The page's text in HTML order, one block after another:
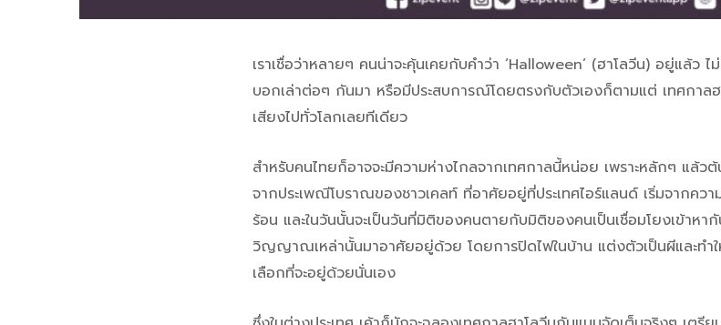
เราเชื่อว่าหลายๆ คนน่าจะคุ้นเคยกับคำว่า ‘Halloween’ (ฮาโลวีน) อยู่แล้ว
บอกเล่าต่อๆ กันมา หรือมีประสบการณ์โดยตรงกับตัวเองก็ตามแต่ เทศกาล
เสียงไปทั่วโลกเลยทีเดียว
สำหรับคนไทยก็อาจจะมีความห่างไกลจากเทศกาลนี้หน่อย เพราะหลักๆ แล้ว
จากประเพณีโบราณของชาวเคลท์ ที่อาศัยอยู่ที่ประเทศไอร์แลนด์ เริ่มจากคว
ร้อน และในวันนั้นจะเป็นวันที่มิติของคนตายกับมิติของคนเป็นเชื่อมโยงเข้าหา
วิญญาณเหล่านั้นมาอาศัยอยู่ด้วย โดยการปิดไฟในบ้าน แต่งตัวเป็นผีและทำ
เลือกที่จะอยู่ด้วยนั่นเอง